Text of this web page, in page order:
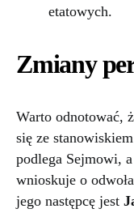
etatowych.
Zmiany
Warto odnotować,
się ze
podlega Sejmowi,
wnioskuje o
jego następcę jest